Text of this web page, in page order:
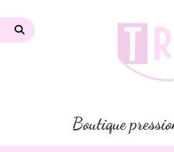
Boutique